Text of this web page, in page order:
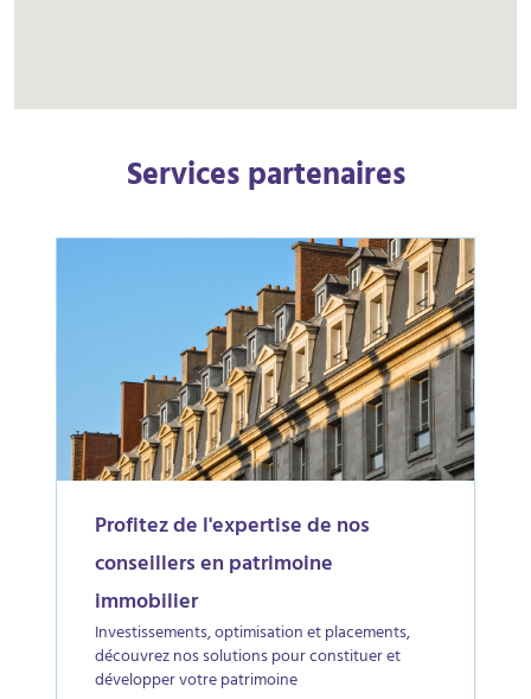
Services partenaires
Profitez de l'expertise de nos
conseillers en patrimoine
immobilier
Investissements, optimisation et placements,
découvrez nos solutions pour constituer et
développer votre patrimoine